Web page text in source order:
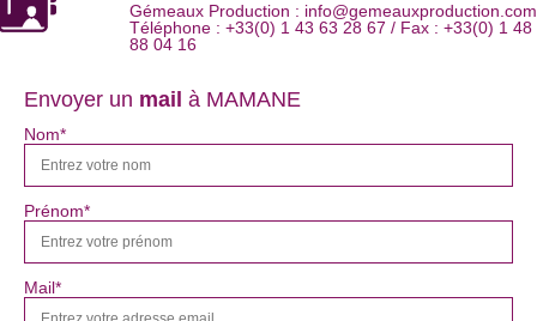
Gémeaux Production :
Téléphone : +33(0) 1 43 63 28 67 / Fax : +33(0) 1 48
88 04 16
Envoyer un mail à MAMANE
Nom*
Prénom*
Mail*